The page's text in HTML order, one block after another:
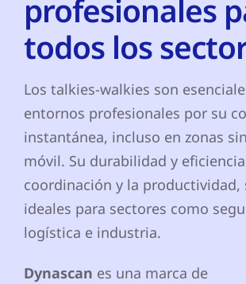
profesionales
todos los
Los talkies-walkies son
entornos profesionales por su
instantánea, incluso en zonas
móvil. Su durabilidad y
coordinación y la productividad,
ideales para sectores como
logística e industria.
Dynascan es una marca de